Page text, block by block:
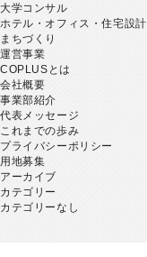
大学コンサル
ホテル・オフィス・住宅設計
まちづくり
運営事業
COPLUSとは
会社概要
事業部紹介
代表メッセージ
これまでの歩み
プライバシーポリシー
用地募集
アーカイブ
カテゴリー
カテゴリーなし